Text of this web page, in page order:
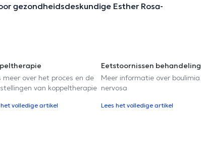
gezondheidsdeskundige Esther Rosa-
meer over het proces en de
van koppeltherapie
het volledige artikel
Eetstoornissen behandeling
Meer informatie over boulimia
nervosa
Lees het volledige artikel